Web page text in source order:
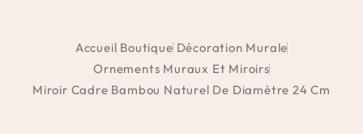
Accueil Boutique Décoration Murale
Ornements Muraux Et Miroirs
Miroir Cadre Bambou Naturel De Diamètre 24 Cm